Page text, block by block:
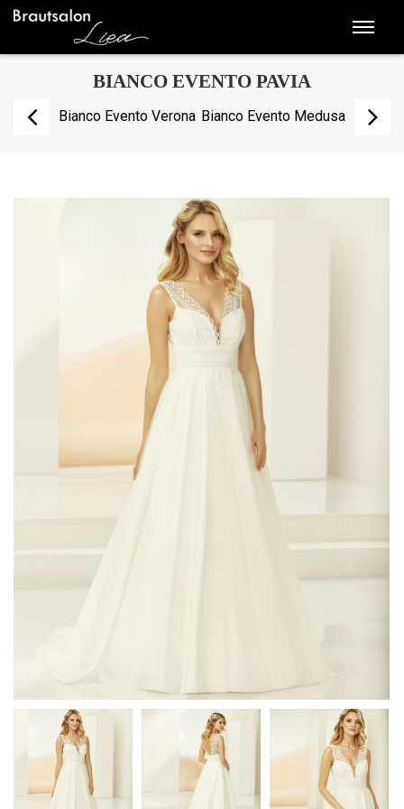
BIANCO EVENTO PAVIA
Bianco Evento Verona Bianco Evento Medusa